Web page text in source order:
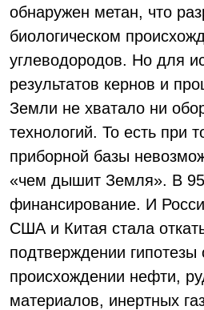
обнаружен метан, что
биологическом
углеводородов. Но для
результатов кернов и
Земли не хватало ни
технологий. То есть при
приборной базы
«чем дышит Земля». В
финансирование. И
США и Китая стала
подтверждении гипотезы
происхождении нефти,
материалов, инертных